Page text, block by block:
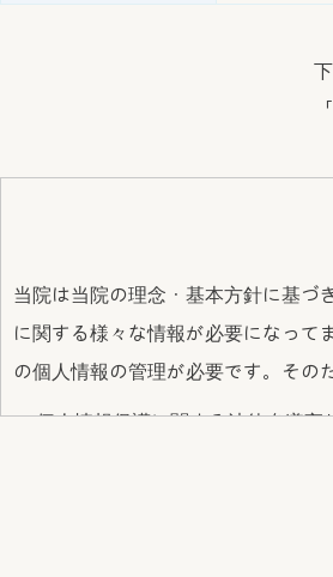
当院は当院の理念・基本方針に基づ
に関する様々な情報が必要になって
の個人情報の管理が必要です。その
個人情報保護に関する法律を遵守
個人情報は、診療及び病院の運
個人情報への不正アクセス、紛
検査等の業務を委託している場